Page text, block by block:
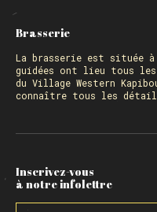
Brasserie
La brasserie est située
guidées ont lieu tous
du Village Western
connaître tous les
Inscrivez-vous
à notre infolettre